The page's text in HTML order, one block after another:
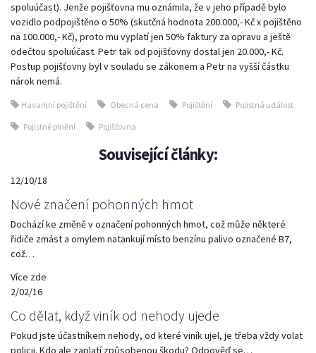
spoluúčast). Jenže pojišťovna mu oznámila, že v jeho případě bylo
vozidlo podpojištěno o 50% (skutčná hodnota 200.000,- Kč x pojištěno
na 100.000,- Kč), proto mu vyplatí jen 50% faktury za opravu a ještě
odečtou spoluúčast. Petr tak od pojišťovny dostal jen 20.000,- Kč.
Postup pojišťovny byl v souladu se zákonem a Petr na vyšší částku
nárok nemá.
Havarijní pojištění Obecná cena Pojištění Pojistná událost
Pojistné plnění Pojišťovna
Související články:
12/10/18
Nové značení pohonných hmot
Dochází ke změně v označení pohonných hmot, což může některé
řidiče zmást a omylem natankují místo benzínu palivo označené B7,
což…
Více zde
2/02/16
Co dělat, když viník od nehody ujede
Pokud jste účastníkem nehody, od které viník ujel, je třeba vždy volat
policii. Kdo ale zaplatí způsobenou škodu? Odpověď se…